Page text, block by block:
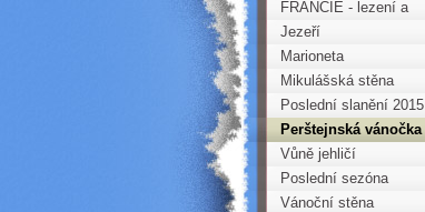
FRANCIE - lezení a
toulky
Jezeří
Marioneta
Mikulášská stěna
Poslední slanění 2015
Perštejnská vánočka
Vůně jehličí
Poslední sezóna
Vánoční stěna